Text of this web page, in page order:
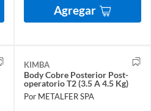
Agregar
KIMBA
Body Cobre Posterior Post-
operatorio T2 (3.5 A 4.5 Kg)
Por METALFER SPA